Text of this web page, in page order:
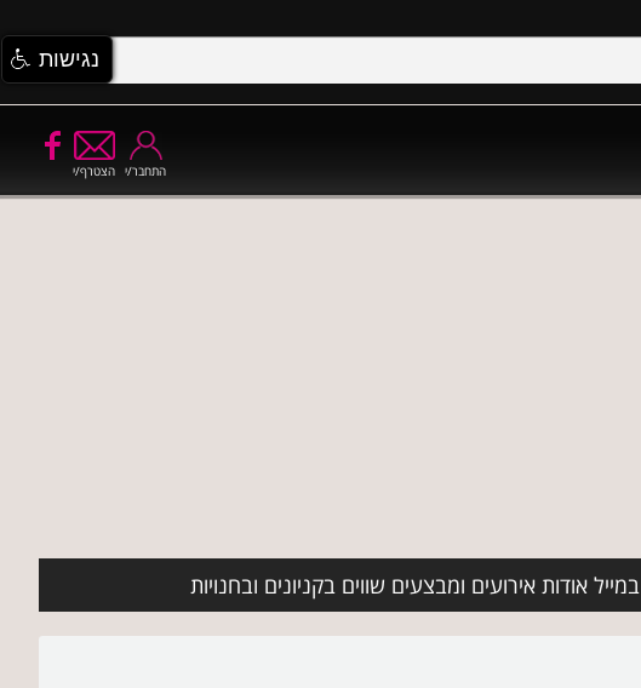
הצטרף/י התחבר/י
אודות אירועים ומבצעים שווים בקניונים ובחנויות
נגישות